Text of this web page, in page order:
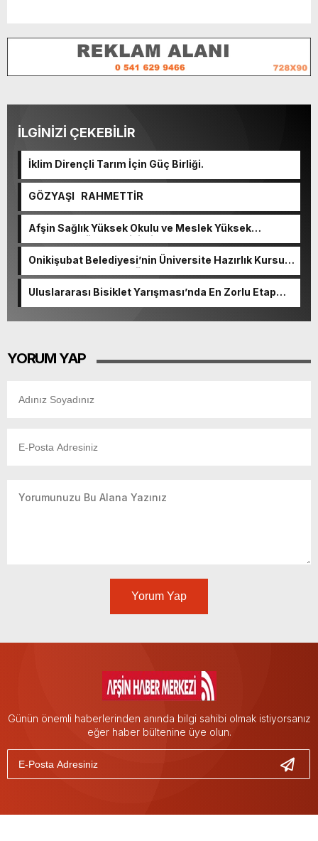
İLGİNİZİ ÇEKEBİLİR
İklim Dirençli Tarım İçin Güç Birliği.
GÖZYAŞI RAHMETTİR
Afşin Sağlık Yüksek Okulu ve Meslek Yüksek
Okulunda görev değişimi!
Onikişubat Belediyesi’nin Üniversite Hazırlık Kursu
başvurularında son gün 7 Ağustos.
Uluslararası Bisiklet Yarışması’nda En Zorlu Etap
YORUM YAP
Yorum Yap
Günün önemli haberlerinden anında bilgi sahibi olmak istiyorsanız
eğer haber bültenine üye olun.